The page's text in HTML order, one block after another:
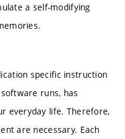
a self-modifying
specific instruction
runs, has
everyday life. Therefore,
are necessary. Each